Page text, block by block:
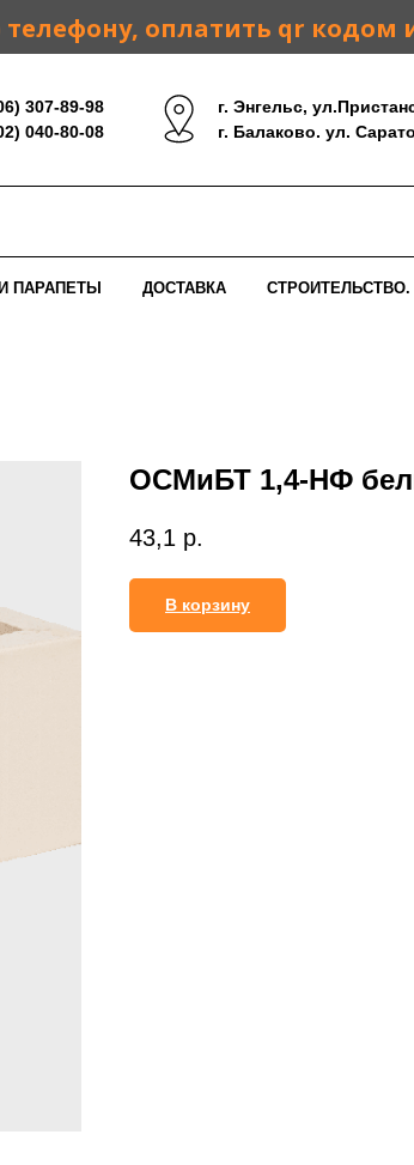
оплатить qr кодом
307-89-98
040-80-08
г. Энгельс,
г. Балаково. ул.
ПАРАПЕТЫ ДОСТАВКА
ОСМиБТ 1,4-НФ
43,1 р.
В корзину